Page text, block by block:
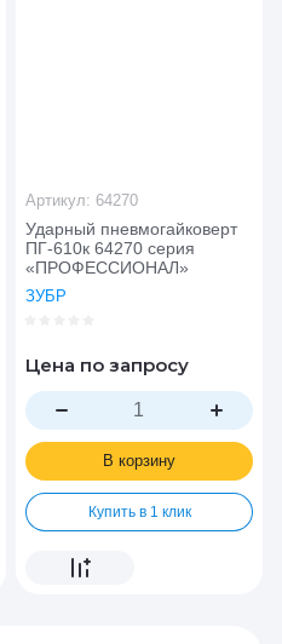
Ударный пневмогайковерт
ПГ-610к 64270 серия
«ПРОФЕССИОНАЛ»
ЗУБР
Артикул: 64270
Цена по запросу
В корзину
Купить в 1 клик